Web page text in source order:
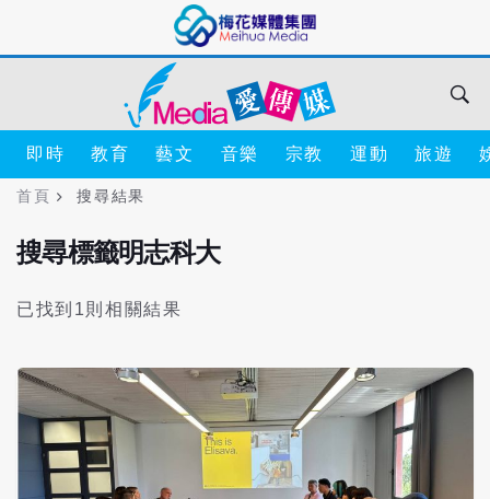
即時 教育 藝文 音樂 宗教 運動 旅遊
首頁 搜尋結果
搜尋標籤明志科大
已找到1則相關結果